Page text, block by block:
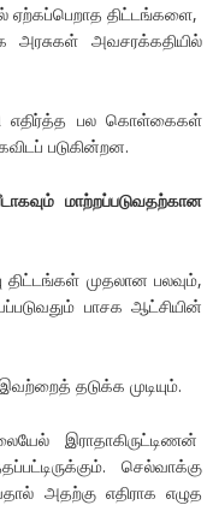
ஏற்கப்பெறாத திட்டங்களை,
அவசரக்கதியில்
எதிர்த்த பல கொள்கைகள்
படுகின்றன.
மாற்றப்படுவதற்கான
திட்டங்கள் முதலான பலவும்,
பாசக ஆட்சியின்
தடுக்க முடியும்.
இராதாகிருட்டிணன்
செல்வாக்கு
அதற்கு எதிராக எழுத